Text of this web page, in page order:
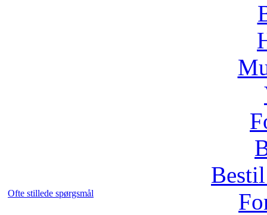
Ofte stillede spørgsmål